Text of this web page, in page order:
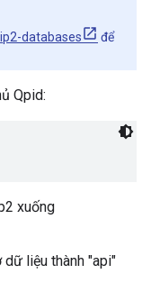
databases
để
Qpid:
xuống
liệu thành "api"